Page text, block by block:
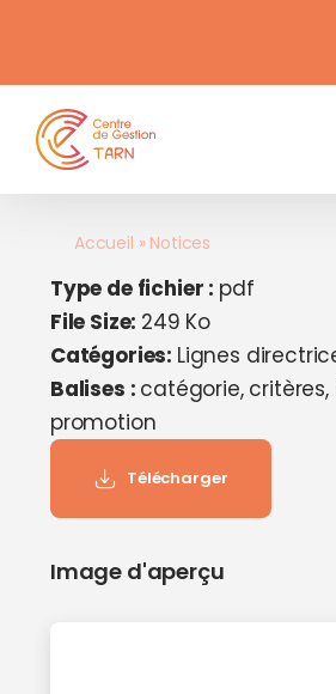
contenu
Accueil » Notices
Type de fichier : pdf
File Size: 249 Ko
Catégories: Lignes
Balises : catégorie,
promotion
Télécharger
Image d'aperçu